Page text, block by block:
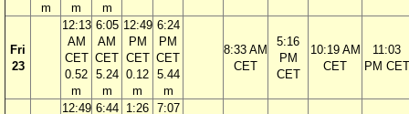
m
m
m
Fri
23
12:13
AM
CET
0.52
m
6:05
AM
CET
5.24
m
12:49
PM
CET
0.12
m
6:24
PM
CET
5.44
m
8:33 AM
CET
5:16
PM
CET
10:19 AM
CET
11:03
PM CET
12:49 6:44
1:26 7:07